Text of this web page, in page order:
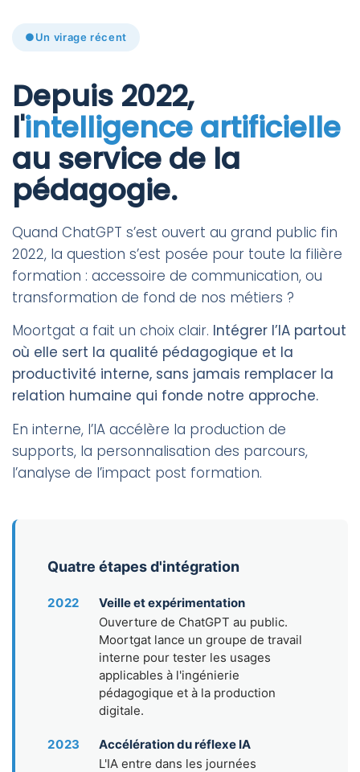
Un virage récent
Depuis 2022,
l'intelligence artificielle
au service de la
pédagogie.
Quand ChatGPT s’est ouvert au grand public fin
2022, la question s’est posée pour toute la filière
formation : accessoire de communication, ou
transformation de fond de nos métiers ?
Moortgat a fait un choix clair. Intégrer l’IA partout
où elle sert la qualité pédagogique et la
productivité interne, sans jamais remplacer la
relation humaine qui fonde notre approche.
En interne, l’IA accélère la production de
supports, la personnalisation des parcours,
l’analyse de l’impact post formation.
Quatre étapes d'intégration
2022
Veille et expérimentation
Ouverture de ChatGPT au public.
Moortgat lance un groupe de travail
interne pour tester les usages
applicables à l'ingénierie
pédagogique et à la production
digitale.
2023
Accélération du réflexe IA
L'IA entre dans les journées